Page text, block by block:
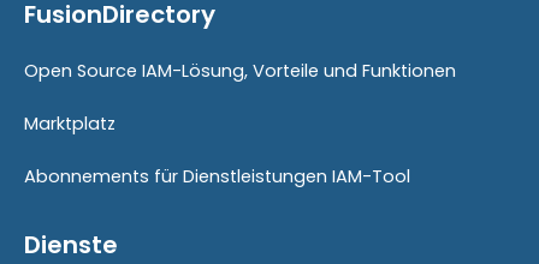
FusionDirectory
Open Source IAM-Lösung, Vorteile und Funktionen
Marktplatz
Abonnements für Dienstleistungen IAM-Tool
Dienste